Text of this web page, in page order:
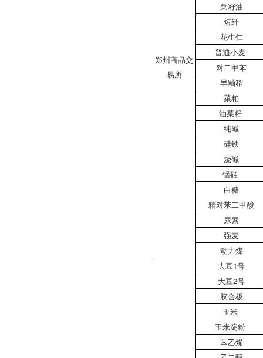
郑州商品交
易所
菜籽油
短纤
花生仁
普通小麦
对二甲苯
早籼稻
菜粕
油菜籽
纯碱
硅铁
烧碱
锰硅
白糖
精对苯二甲酸
尿素
强麦
动力煤
大豆1号
大豆2号
胶合板
玉米
玉米淀粉
苯乙烯